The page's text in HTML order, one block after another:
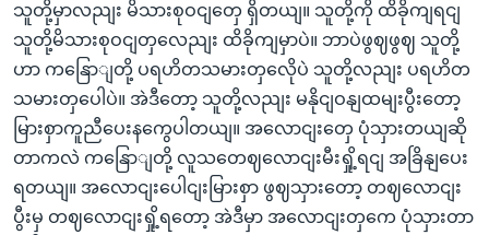
သူတို့မှာလညျး မိသားစုဝငျတှေ ရှိတယျ။ သူတို့ကို ထိခိုကျရငျ
သူတို့မိသားစုဝငျတှလေညျး ထိခိုကျမှာပဲ။ ဘာပဲဖွဈဖွဈ သူတို့
ဟာ ကနြောျတို့ ပရဟိတသမားတှလေိုပဲ သူတို့လညျး ပရဟိတ
သမားတှပေါပဲ။ အဲဒီတော့ သူတို့လညျး မနိုငျဝနျထမျးပွီးတော့
မြားစှာကူညီပေးနကွေပါတယျ။ အလောငျးတှေ ပုံသှားတယျဆို
တာကလဲ ကနြောျတို့ လူသတေဈလောငျးမီးရှို့ရငျ အခြိနျပေး
ရတယျ။ အလောငျးပေါငျးမြားစှာ ဖွဈသှားတော့ တဈလောငျး
ပွီးမှ တဈလောငျးရှို့ရတော့ အဲဒီမှာ အလောငျးတှကေ ပုံသှားတာ